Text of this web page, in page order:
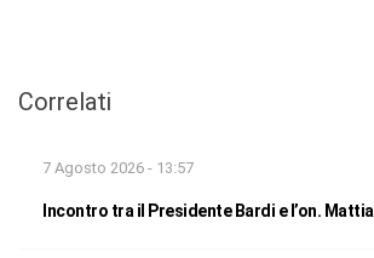
Correlati
7 Agosto 2026 - 13:57
Incontro tra il Presidente Bardi e l’on. Mattia